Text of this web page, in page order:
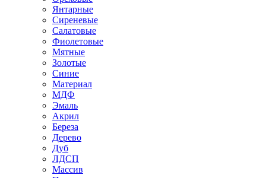
Янтарные
Сиреневые
Салатовые
Фиолетовые
Мятные
Золотые
Синие
Материал
МДФ
Эмаль
Акрил
Береза
Дерево
Дуб
ЛДСП
Массив